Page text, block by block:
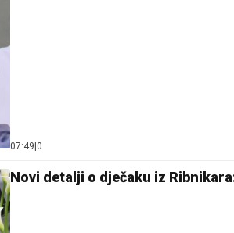
07:49 0
Novi detalji o d‌ječaku iz